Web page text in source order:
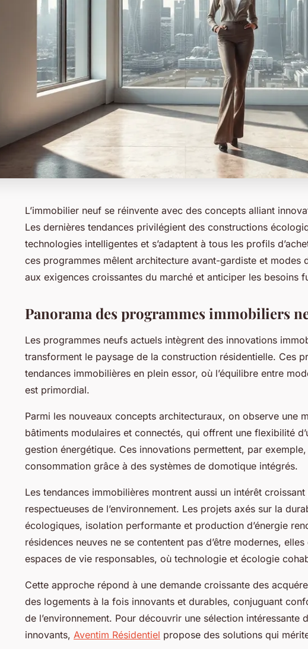
L’immobilier neuf se réinvente avec des concepts alliant
Les dernières tendances privilégient des constructions
technologies intelligentes et s’adaptent à tous les profils
ces programmes mêlent architecture avant-gardiste et modes
aux exigences croissantes du marché et anticiper les besoins
Panorama des programmes immobiliers
Les programmes neufs actuels intègrent des innovations
transforment le paysage de la construction résidentielle. Ces
tendances immobilières en plein essor, où l’équilibre entre
est primordial.
Parmi les nouveaux concepts architecturaux, on observe une
bâtiments modulaires et connectés, qui offrent une flexibilité
gestion énergétique. Ces innovations permettent, par exemple,
consommation grâce à des systèmes de domotique intégrés.
Les tendances immobilières montrent aussi un intérêt
respectueuses de l’environnement. Les projets axés sur la
écologiques, isolation performante et production d’énergie
résidences neuves ne se contentent pas d’être modernes,
espaces de vie responsables, où technologie et écologie
Cette approche répond à une demande croissante des
des logements à la fois innovants et durables, conjuguant
de l’environnement. Pour découvrir une sélection intéressante
innovants, Aventim Résidentiel propose des solutions qui